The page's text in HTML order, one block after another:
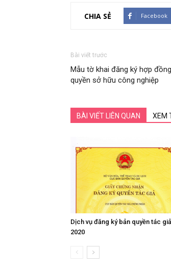
CHIA SẺ Facebook
Bài viết trước
Mẫu tờ khai đăng ký hợp
quyền sở hữu công nghiệp
BÀI VIẾT LIÊN QUAN XEM
Dịch vụ đăng ký bản quyền tác giả
2020